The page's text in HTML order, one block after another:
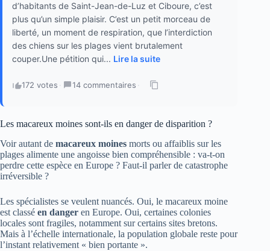
d’habitants de Saint-Jean-de-Luz et Ciboure, c’est
plus qu’un simple plaisir. C’est un petit morceau de
liberté, un moment de respiration, que l’interdiction
des chiens sur les plages vient brutalement
couper.Une pétition qui... Lire la suite
172 votes · 14 commentaires ·
Les macareux moines sont-ils en danger de disparition ?
Voir autant de macareux moines morts ou affaiblis sur les
plages alimente une angoisse bien compréhensible : va-t-on
perdre cette espèce en Europe ? Faut-il parler de catastrophe
irréversible ?
Les spécialistes se veulent nuancés. Oui, le macareux moine
est classé en danger en Europe. Oui, certaines colonies
locales sont fragiles, notamment sur certains sites bretons.
Mais à l’échelle internationale, la population globale reste pour
l’instant relativement « bien portante ».